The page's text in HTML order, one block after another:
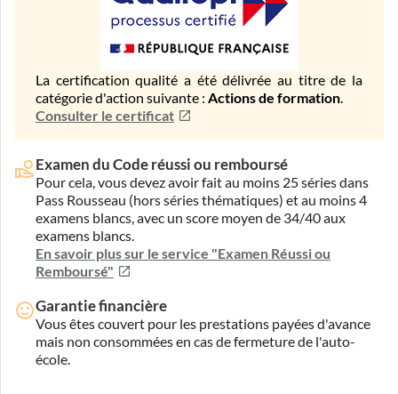
La certification qualité a été délivrée au titre de la
catégorie d'action suivante : Actions de formation.
Consulter le certificat
Examen du Code réussi ou remboursé
Pour cela, vous devez avoir fait au moins 25 séries dans
Pass Rousseau (hors séries thématiques) et au moins 4
examens blancs, avec un score moyen de 34/40 aux
examens blancs.
En savoir plus sur le service "Examen Réussi ou
Remboursé"
Garantie financière
Vous êtes couvert pour les prestations payées d'avance
mais non consommées en cas de fermeture de l'auto-
école.